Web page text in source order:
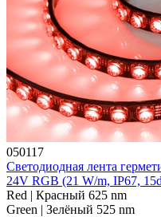
050117
Светодиодная лента
24V RGB (21 W/m, IP67,
Red | Красный 625 nm
Green | Зелёный 525 nm